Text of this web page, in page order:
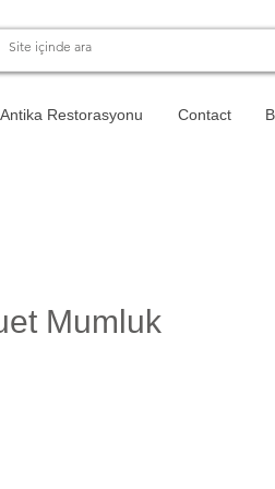
Antika Restorasyonu Contact
Mumluk